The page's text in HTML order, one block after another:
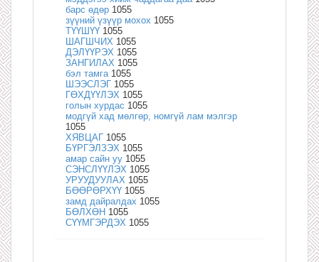
барс өдөр 1055
зүүний үзүүр мохох 1055
ТҮҮШҮҮ 1055
ШАГШЧИХ 1055
ДЭЛҮҮРЭХ 1055
ЗАНГИЛАХ 1055
бэл тамга 1055
ШЭЭСЛЭГ 1055
ГӨХДҮҮЛЭХ 1055
голын хурдас 1055
модгүй хад мөлгөр, номгүй лам мэлгэр
1055
ХЯВЦАГ 1055
БҮРГЭЛЗЭХ 1055
амар сайн уу 1055
СЭНСЛҮҮЛЭХ 1055
УРУУДУУЛАХ 1055
БӨӨРӨРХҮҮ 1055
замд дайралдах 1055
БӨЛХӨН 1055
СҮҮМГЭРДЭХ 1055